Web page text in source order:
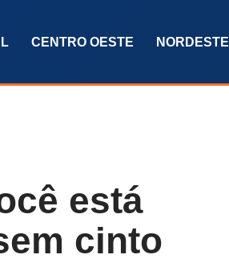
CENTRO OESTE NORDESTE
está
cinto